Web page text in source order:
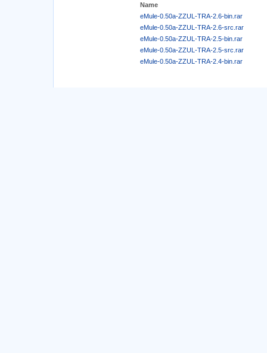
Name
eMule-0.50a-ZZUL-TRA-2.6-bin.rar
eMule-0.50a-ZZUL-TRA-2.6-src.rar
eMule-0.50a-ZZUL-TRA-2.5-bin.rar
eMule-0.50a-ZZUL-TRA-2.5-src.rar
eMule-0.50a-ZZUL-TRA-2.4-bin.rar